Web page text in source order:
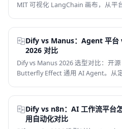
MIT 可视化 LangChain 画布，从平
度判断，帮你选对开源 LLMOps 平
Dify vs Manus：Agent 平台
2026 对比
Dify vs Manus 2026 选型对比：开
Butterfly Effect 通用 AI Agent。从
Dify vs n8n：AI 工作流平台
用自动化对比